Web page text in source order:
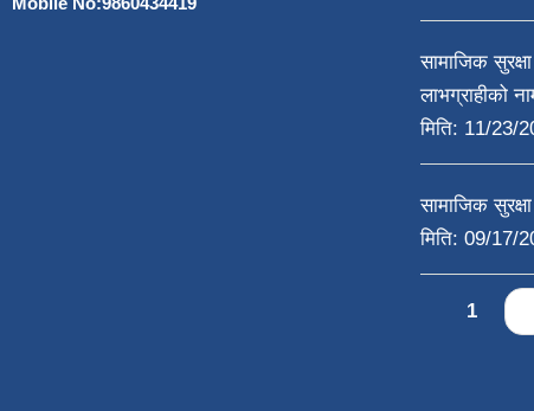
सामाजिक
लाभग्राहीको
मिति: 11/23/
सामाजिक
मिति: 09/17/
Pages
1